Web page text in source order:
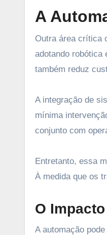
A
Outra área crítica
adotando robótica
também reduz
A integração de
mínima
conjunto com
Entretanto, essa
À medida que os
O
A automação